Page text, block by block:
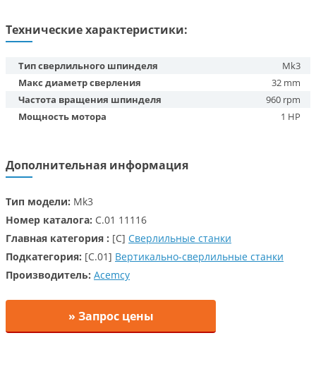
Технические характеристики:
Тип сверлильного шпинделя
Mk3
Макс диаметр сверления
32 mm
Частота вращения шпинделя
960 rpm
Мощность мотора
1 HP
Дополнительная информация
Тип модели: Mk3
Номер каталога: C.01 11116
Главная категория : [C] Сверлильные станки
Подкатегория: [C.01] Вертикально-сверлильные станки
Производитель: Acemcy
» Запрос цены